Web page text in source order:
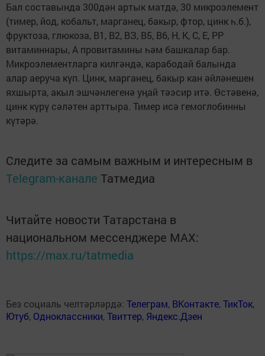
Бал составында 300дән артык матдә, 30 микроэлемент
(тимер, йод, кобальт, марганец, бакыр, фтор, цинк һ.б.),
фруктоза, глюкоза, В1, В2, ВЗ, В5, В6, Н, К, С, Е, РР
витаминнары, А провитамины һәм башкалар бар.
Микроэлементларга килгәндә, карабодай балында
алар аеруча күп. Цинк, марганец, бакыр кан әйләнешен
яхшырта, акыл эшчәнлегенә уңай тәэсир итә. Өстәвенә,
цинк күрү сәләтен арттыра. Тимер исә гемоглобинны
күтәрә.
Следите за самым важным и интересным в
Telegram-канале Татмедиа
Читайте новости Татарстана в
национальном мессенджере MАХ:
https://max.ru/tatmedia
Без социаль челтәрләрдә: Телеграм, ВКонтакте,ТикТок,
Ютуб, Одноклассники,Твиттер, Яндекс.Дзен